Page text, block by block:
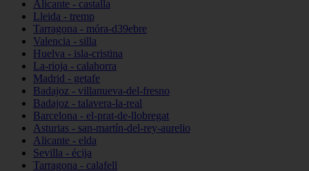
Alicante - castalla
Lleida - tremp
Tarragona - móra-d39ebre
Valencia - silla
Huelva - isla-cristina
La-rioja - calahorra
Madrid - getafe
Badajoz - villanueva-del-fresno
Badajoz - talavera-la-real
Barcelona - el-prat-de-llobregat
Asturias - san-martín-del-rey-aurelio
Alicante - elda
Sevilla - écija
Tarragona - calafell